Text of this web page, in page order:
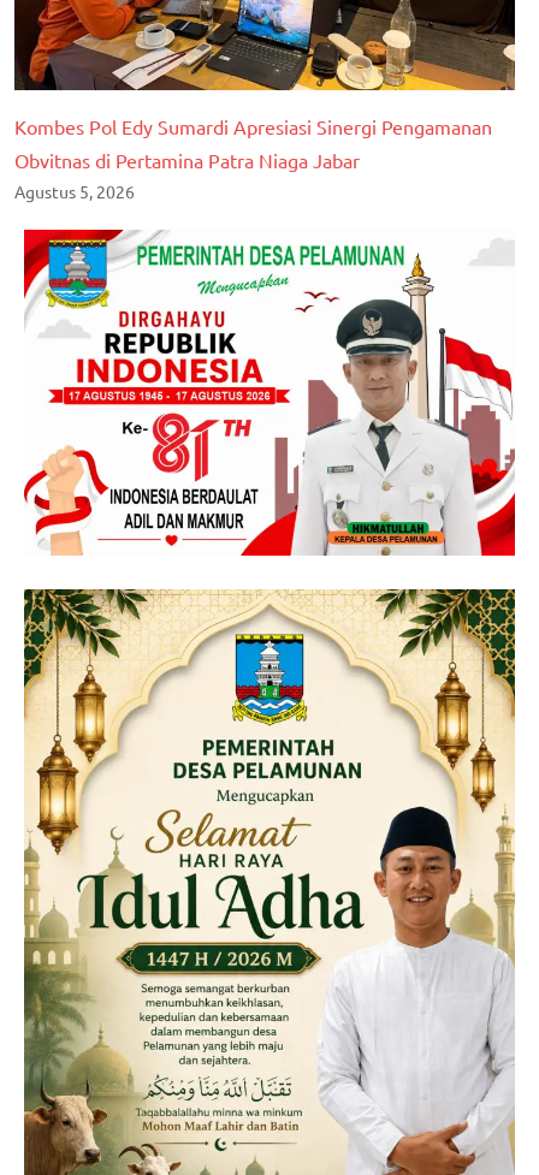
Kombes Pol Edy Sumardi Apresiasi Sinergi Pengamanan
Obvitnas di Pertamina Patra Niaga Jabar
Agustus 5, 2026